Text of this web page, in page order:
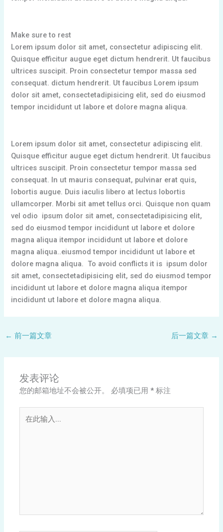
Make sure to rest
Lorem ipsum dolor sit amet, consectetur adipiscing elit.
Quisque efficitur augue eget dictum hendrerit. Ut faucibus
ultrices suscipit. Proin consectetur tempor massa sed
consequat. dictum hendrerit. Ut faucibus Lorem ipsum
dolor sit amet, consectetadipisicing elit, sed do eiusmod
tempor incididunt ut labore et dolore magna aliqua.
Lorem ipsum dolor sit amet, consectetur adipiscing elit.
Quisque efficitur augue eget dictum hendrerit. Ut faucibus
ultrices suscipit. Proin consectetur tempor massa sed
consequat. In ut mauris consequat, pulvinar erat quis,
lobortis augue. Duis iaculis libero at lectus lobortis
ullamcorper. Morbi sit amet tellus orci. Quisque non quam
vel odio ipsum dolor sit amet, consectetadipisicing elit,
sed do eiusmod tempor incididunt ut labore et dolore
magna aliqua itempor incididunt ut labore et dolore
magna aliqua..eiusmod tempor incididunt ut labore et
dolore magna aliqua. To avoid conflicts it is ipsum dolor
sit amet, consectetadipisicing elit, sed do eiusmod tempor
incididunt ut labore et dolore magna aliqua itempor
incididunt ut labore et dolore magna aliqua.
← 前一篇文章 后一篇文章 →
发表评论
您的邮箱地址不会被公开。 必填项已用* 标注